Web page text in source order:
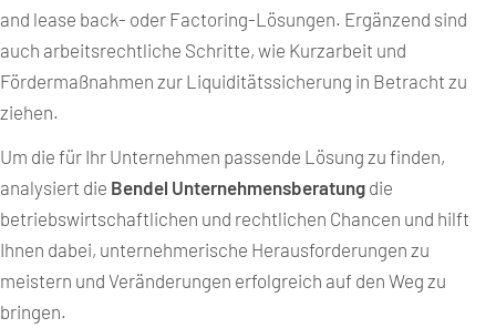
and lease back- oder Factoring-Lösungen. Ergänzend sind
auch arbeitsrechtliche Schritte, wie Kurzarbeit und
Fördermaßnahmen zur Liquiditätssicherung in Betracht zu
ziehen.
Um die für Ihr Unternehmen passende Lösung zu finden,
analysiert die Bendel Unternehmensberatung die
betriebswirtschaftlichen und rechtlichen Chancen und hilft
Ihnen dabei, unternehmerische Herausforderungen zu
meistern und Veränderungen erfolgreich auf den Weg zu
bringen.